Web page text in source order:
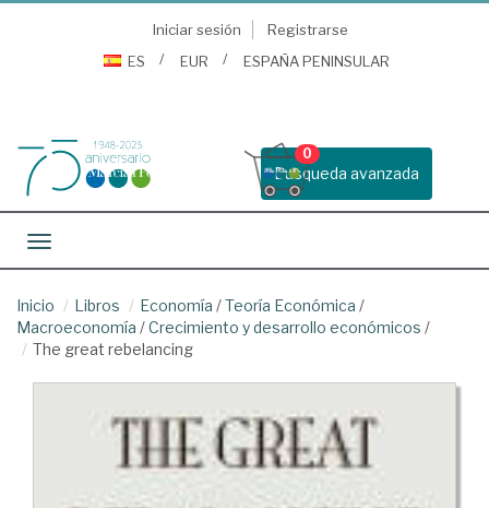
Iniciar sesión
Registrarse
ES
EUR ESPAÑA PENINSULAR
Busqueda avanzada
0
Toggle navigation
Inicio Libros Economía /Teoría Económica /
Macroeconomía /Crecimiento y desarrollo económicos /
The great rebelancing